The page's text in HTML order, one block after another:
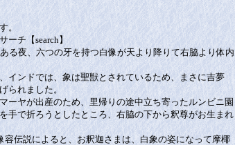
。
ーチ【search】
る夜、六つの牙を持つ白像が天より降りて右脇より体内
インドでは、象は聖獣とされているため、まさに吉夢
られました。
ーヤが出産のため、里帰りの途中立ち寄ったルンビニ園
手で折ろうとしたところ、右脇の下から釈尊がお生まれ
容伝説によると、お釈迦さまは、白象の姿になって摩椰